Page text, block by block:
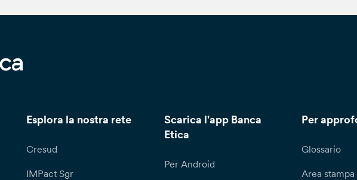
Esplora la nostra rete
Cresud
IMPact Sgr
Scarica l'app Banca
Etica
Per Android
Per
Glossario
Area stampa